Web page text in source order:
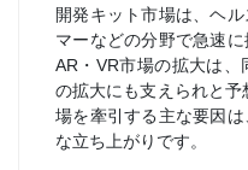
開発キット市場は、ヘ
マーなどの分野で急速に
AR・VR市場の拡大は、
の拡大にも支えられと予
場を牽引する主な要因
な立ち上がりです。